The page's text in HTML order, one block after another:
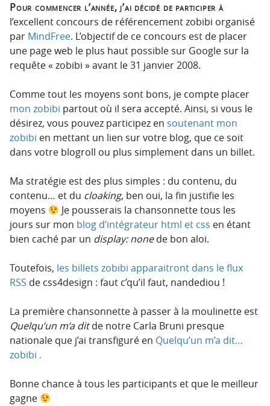
Pour commencer l’année, j’ai décidé de participer à
l’excellent concours de référencement zobibi organisé
par MindFree. L’objectif de ce concours est de placer
une page web le plus haut possible sur Google sur la
requête « zobibi » avant le 31 janvier 2008.
Comme tout les moyens sont bons, je compte placer
mon zobibi partout où il sera accepté. Ainsi, si vous le
désirez, vous pouvez participez en soutenant mon
zobibi en mettant un lien sur votre blog, que ce soit
dans votre blogroll ou plus simplement dans un billet.
Ma stratégie est des plus simples : du contenu, du
contenu… et du cloaking, ben oui, la fin justifie les
moyens
Je pousserais la chansonnette tous les
jours sur mon blog d’intégrateur html et css en étant
bien caché par un display: nonede bon aloi.
Toutefois, les billets zobibi apparaitront dans le flux
RSS de css4design : faut c’qu’il faut, nandediou !
La première chansonnette à passer à la moulinette est
Quelqu’un m’a ditde notre Carla Bruni presque
nationale que j’ai transfiguré en Quelqu’un m’a dit…
zobibi .
Bonne chance à tous les participants et que le meilleur
gagne